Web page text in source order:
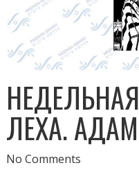
ЛЕХА.
No Comments